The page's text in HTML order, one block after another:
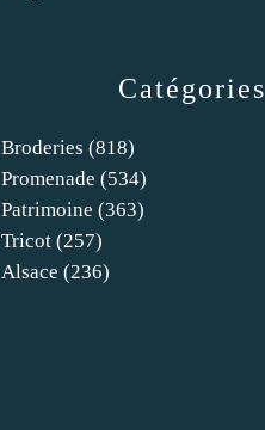
Catégories
Broderies (818)
Promenade (534)
Patrimoine (363)
Tricot (257)
Alsace (236)